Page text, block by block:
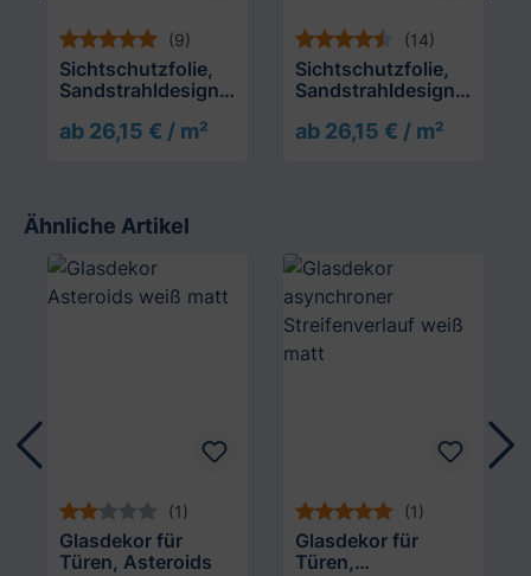
(9)
Sichtschutzfolie,
Sandstrahldesign
ab 26,15 € / m²
(14)
Sichtschutzfolie,
Sandstrahldesign
ab 26,15 € / m²
Ähnliche Artikel
Produktgalerie überspringen
(1)
Glasdekor für
Türen, Asteroids
(1)
Glasdekor für
Türen,